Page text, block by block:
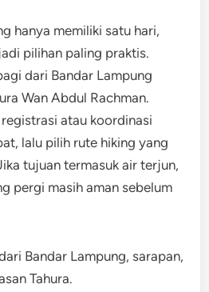
hanya memiliki satu hari,
pilihan paling praktis.
dari Bandar Lampung
Wan Abdul Rachman.
atau koordinasi
lalu pilih rute hiking yang
tujuan termasuk air terjun,
pergi masih aman sebelum
Bandar Lampung, sarapan,
Tahura.